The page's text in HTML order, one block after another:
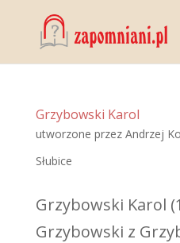
Grzybowski Karol
utworzone przez Andrzej
Słubice
Grzybowski Karol
Grzybowski z